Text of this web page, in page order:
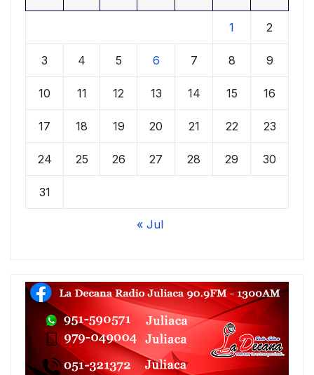
1 2
3 4 5 6 7 8 9
10 11 12 13 14 15 16
17 18 19 20 21 22 23
24 25 26 27 28 29 30
31
« Jul